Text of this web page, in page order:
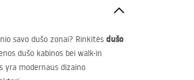
savo dušo zonai? Rinkitės dušo
dušo kabinos bei walk-in
yra modernaus dizaino